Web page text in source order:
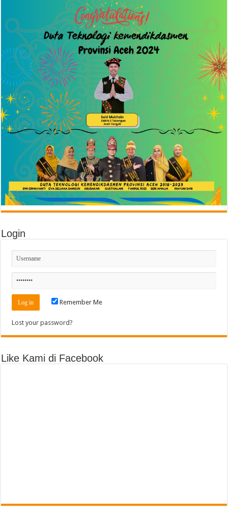
Login
Remember Me
Lost your password?
Like Kami di Facebook